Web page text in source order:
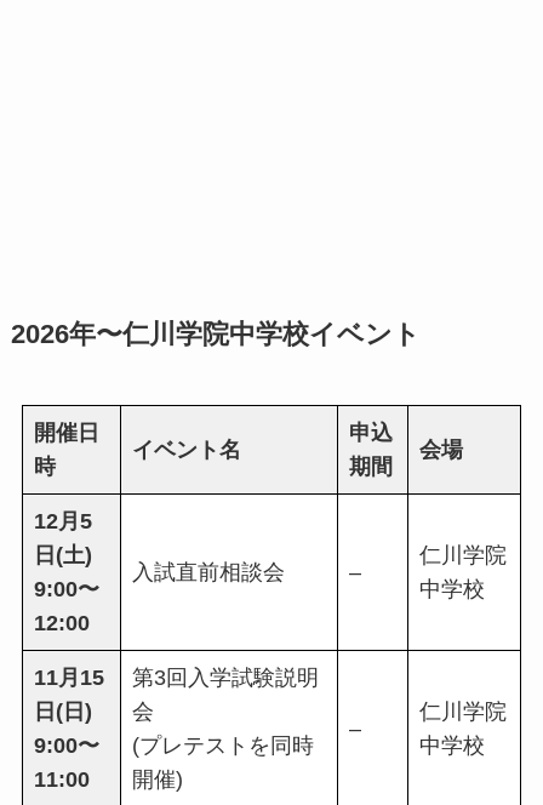
2026年〜仁川学院中学校イベント
開催日
時
イベント名
申込
期間
会場
12月5
日(土)
9:00〜
12:00
入試直前相談会 –
仁川学院
中学校
11月15
日(日)
9:00〜
11:00
第3回入学試験説明
会
(プレテストを同時
開催)
–
仁川学院
中学校